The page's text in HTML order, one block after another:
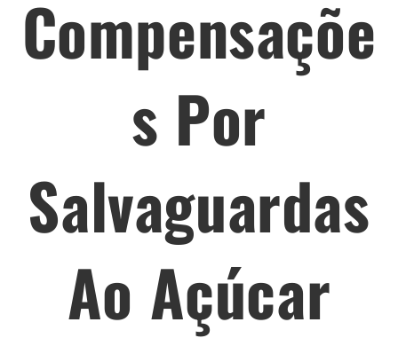
Compensaçõe
S Por
Salvaguardas
Ao Açúcar